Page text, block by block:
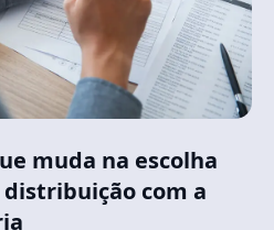
muda na escolha
com a